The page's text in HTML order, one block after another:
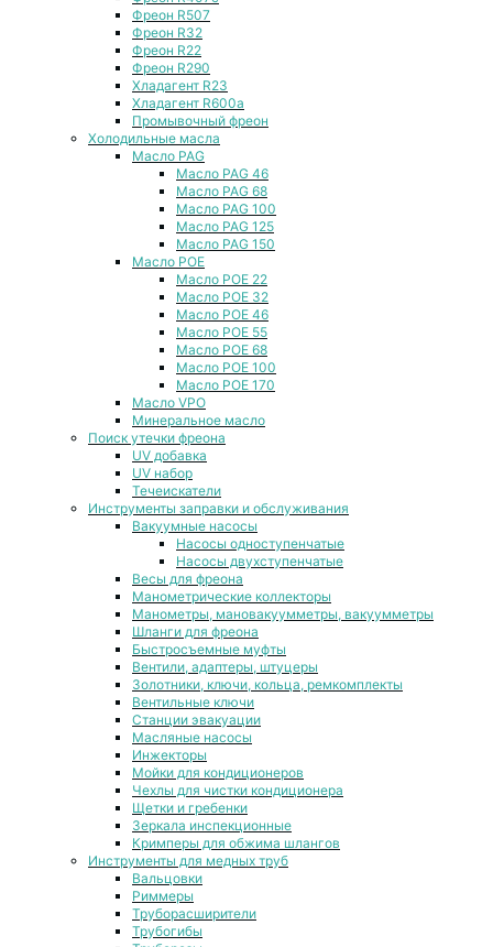
Фреон R507
Фреон R32
Фреон R22
Фреон R290
Хладагент R23
Хладагент R600a
Промывочный фреон
Холодильные масла
Масло PAG
Масло PAG 46
Масло PAG 68
Масло PAG 100
Масло PAG 125
Масло PAG 150
Масло POE
Масло POE 22
Масло POE 32
Масло POE 46
Масло POE 55
Масло POE 68
Масло POE 100
Масло POE 170
Масло VPO
Минеральное масло
Поиск утечки фреона
UV добавка
UV набор
Течеискатели
Инструменты заправки и обслуживания
Вакуумные насосы
Насосы одноступенчатые
Насосы двухступенчатые
Весы для фреона
Манометрические коллекторы
Манометры, мановакуумметры, вакуумметры
Шланги для фреона
Быстросъемные муфты
Вентили, адаптеры, штуцеры
Золотники, ключи, кольца, ремкомплекты
Вентильные ключи
Станции эвакуации
Масляные насосы
Инжекторы
Мойки для кондиционеров
Чехлы для чистки кондиционера
Щетки и гребенки
Зеркала инспекционные
Кримперы для обжима шлангов
Инструменты для медных труб
Вальцовки
Риммеры
Труборасширители
Трубогибы